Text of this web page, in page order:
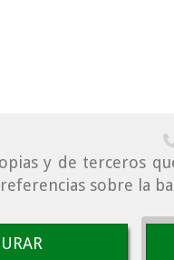
y de terceros
sobre la